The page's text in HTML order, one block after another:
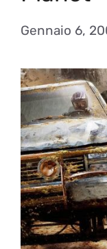
Gennaio 6,